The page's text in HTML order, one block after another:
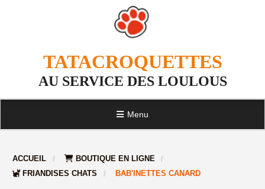
TATACROQUETTES
AU SERVICE DES LOULOUS
Menu
ACCUEIL
BOUTIQUE EN LIGNE
FRIANDISES CHATS
BAB'INETTES CANARD